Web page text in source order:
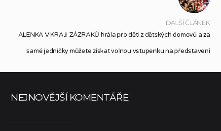
DALŠÍ ČLÁNEK
ALENKA V KRAJI ZÁZRAKŮ hrála pro děti z dětských domovů a za
samé jedničky můžete získat volnou vstupenku na představení
NEJNOVĚJŠÍ KOMENTÁŘE